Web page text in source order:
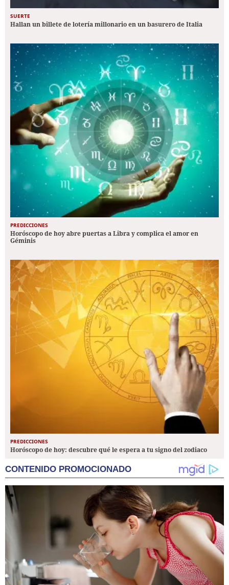
SUERTE
Hallan un billete de lotería millonario en un basurero de Italia
PREDICCIONES
Horóscopo de hoy abre puertas a Libra y complica el amor en
Géminis
PREDICCIONES
Horóscopo de hoy: descubre qué le espera a tu signo del zodiaco
CONTENIDO PROMOCIONADO